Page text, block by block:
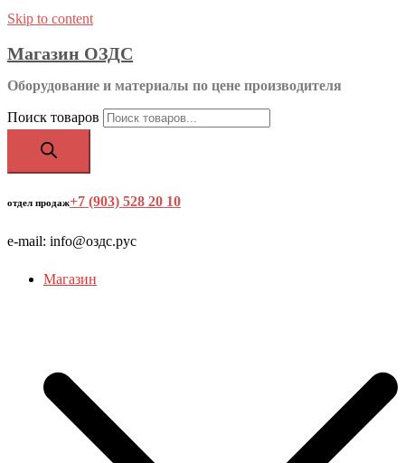
Skip to content
Магазин ОЗДС
Оборудование и материалы по цене производителя
Поиск товаров
отдел продаж+7 (903) 528 20 10
e-mail: info@оздс.рус
Магазин